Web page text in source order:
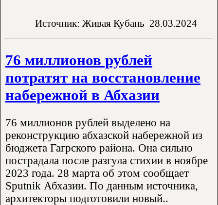
Источник: Живая Кубань 28.03.2024
76 миллионов рублей
потратят на восстановление
набережной в Абхазии
76 миллионов рублей выделено на
реконструкцию абхазской набережной из
бюджета Гагрского района. Она сильно
пострадала после разгула стихии в ноябре
2023 года. 28 марта об этом сообщает
Sputnik Абхазии. По данным источника,
архитекторы подготовили новый..